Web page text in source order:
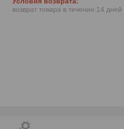
возврат товара в течение 14 дней